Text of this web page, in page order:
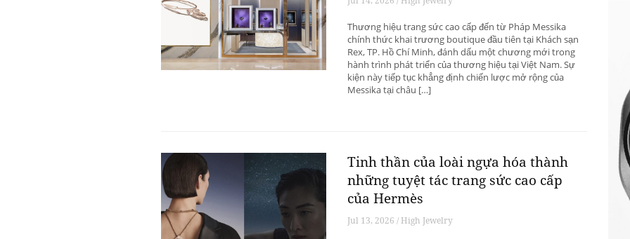
Thương hiệu trang sức cao cấp đến từ Pháp Messika
chính thức khai trương boutique đầu tiên tại Khách sạn
Rex, TP. Hồ Chí Minh, đánh dấu một chương mới trong
hành trình phát triển của thương hiệu tại Việt Nam. Sự
kiện này tiếp tục khẳng định chiến lược mở rộng của
Messika tại châu […]
Tinh thần của loài ngựa hóa thành
những tuyệt tác trang sức cao cấp
của Hermès
Jul 13, 2026 / High Jewelry